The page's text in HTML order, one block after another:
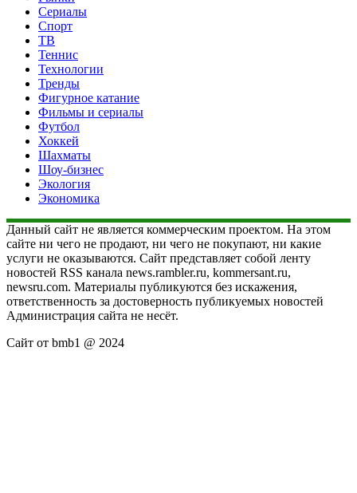
Сериалы
Спорт
ТВ
Теннис
Технологии
Тренды
Фигурное катание
Фильмы и сериалы
Футбол
Хоккей
Шахматы
Шоу-бизнес
Экология
Экономика
Данный сайт не является коммерческим проектом. На этом
сайте ни чего не продают, ни чего не покупают, ни какие
услуги не оказываются. Сайт представляет собой ленту
новостей RSS канала news.rambler.ru, kommersant.ru,
newsru.com. Материалы публикуются без искажения,
ответственность за достоверность публикуемых новостей
Администрация сайта не несёт.
Сайт от bmb1 @ 2024